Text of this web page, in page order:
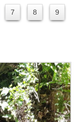
7 8 9